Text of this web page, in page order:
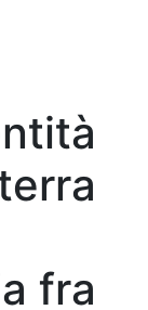
fra